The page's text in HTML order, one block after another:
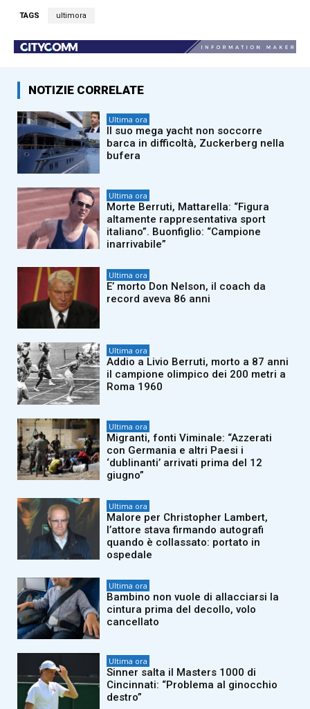
TAGS ultimora
NOTIZIE CORRELATE
Ultima ora
Il suo mega yacht non soccorre
barca in difficoltà, Zuckerberg nella
bufera
Ultima ora
Morte Berruti, Mattarella: “Figura
altamente rappresentativa sport
italiano”. Buonfiglio: “Campione
inarrivabile”
Ultima ora
E’ morto Don Nelson, il coach da
record aveva 86 anni
Ultima ora
Addio a Livio Berruti, morto a 87 anni
il campione olimpico dei 200 metri a
Roma 1960
Ultima ora
Migranti, fonti Viminale: “Azzerati
con Germania e altri Paesi i
‘dublinanti’ arrivati prima del 12
giugno”
Ultima ora
Malore per Christopher Lambert,
l’attore stava firmando autografi
quando è collassato: portato in
ospedale
Ultima ora
Bambino non vuole di allacciarsi la
cintura prima del decollo, volo
cancellato
Ultima ora
Sinner salta il Masters 1000 di
Cincinnati: “Problema al ginocchio
destro”